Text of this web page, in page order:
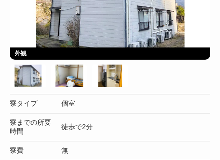
外観
寮タイプ 個室
寮までの所要
時間
徒歩で2分
寮費 無